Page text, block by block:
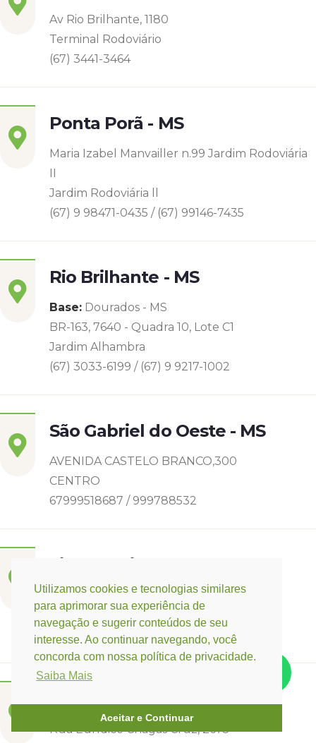
Utilizamos cookies e tecnologias similares
para aprimorar sua experiência de
navegação e sugerir conteúdos de seu
interesse. Ao continuar navegando, você
concorda com nossa política de privacidade.
Saiba Mais
Aceitar e Continuar
Av Rio Brilhante, 1180
Terminal Rodoviário
(67) 3441-3464
Ponta Porã - MS
Maria Izabel Manvailler n.99 Jardim Rodoviária
II
Jardim Rodoviária ll
(67) 9 98471-0435 / (67) 99146-7435
Rio Brilhante - MS
Base: Dourados - MS
BR-163, 7640 - Quadra 10, Lote C1
Jardim Alhambra
(67) 3033-6199 / (67) 9 9217-1002
São Gabriel do Oeste - MS
AVENIDA CASTELO BRANCO,300
CENTRO
67999518687 / 999788532
Sidrolândia - MS
RUA DIOGO CUNHA
CASCATINHA I
6799142-8006
Três Lagoas - MS
Rua Eurídice Chagas Cruz, 2675